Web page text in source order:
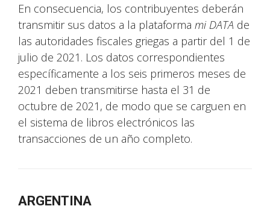
En consecuencia, los contribuyentes deberán
transmitir sus datos a la plataforma mi DATA de
las autoridades fiscales griegas a partir del 1 de
julio de 2021. Los datos correspondientes
específicamente a los seis primeros meses de
2021 deben transmitirse hasta el 31 de
octubre de 2021, de modo que se carguen en
el sistema de libros electrónicos las
transacciones de un año completo.
ARGENTINA